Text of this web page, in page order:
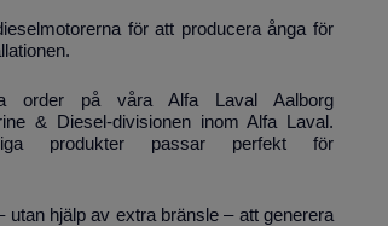
för att producera ånga för
order på våra Alfa Laval Aalborg
& Diesel-divisionen inom Alfa Laval.
produkter passar perfekt för
hjälp av extra bränsle – att generera